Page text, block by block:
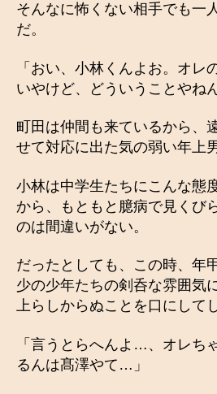
そんなに怖くない相手でも一
だ。
「おい、小林くんよお。オレ
いやけど、どういうことやね
町田は仲間も来ているから、
せて対応に出た気の弱い年上
小林は中学生たちにこんな態
から、もともと臆病で見くび
のは間違いがない。
だったとしても、この時、年
少の少年たちの剣呑な雰囲気
上らしからぬことを口にして
「言うとらへんよ…、オレち
るんは髙澤やて…」